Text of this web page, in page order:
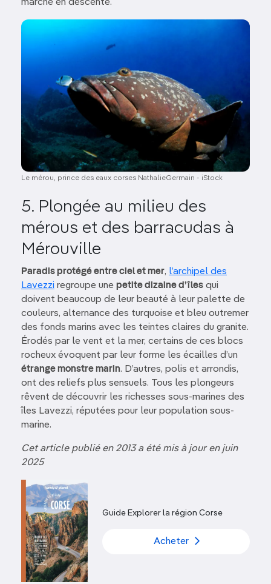
marche en descente.
Image
Le mérou, prince des eaux corses NathalieGermain - iStock
5. Plongée au milieu des
mérous et des barracudas à
Mérouville
Paradis protégé entre ciel et mer, l’archipel des
Lavezzi regroupe une petite dizaine d’îles qui
doivent beaucoup de leur beauté à leur palette de
couleurs, alternance des turquoise et bleu outremer
des fonds marins avec les teintes claires du granite.
Érodés par le vent et la mer, certains de ces blocs
rocheux évoquent par leur forme les écailles d’un
étrange monstre marin. D’autres, polis et arrondis,
ont des reliefs plus sensuels. Tous les plongeurs
rêvent de découvrir les richesses sous-marines des
îles Lavezzi, réputées pour leur population sous-
marine.
Cet article publié en 2013 a été mis à jour en juin
2025
Guide Explorer la région Corse
Acheter